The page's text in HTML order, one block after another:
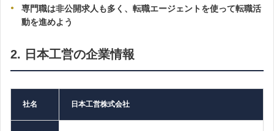
専門職は非公開求人も多く、転職エージェントを使って転職活
動を進めよう
2. 日本工営の企業情報
社名 日本工営株式会社